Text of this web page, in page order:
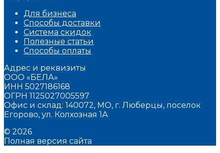
Для бизнеса
Способы доставки
Система скидок
Полезные статьи
Способы оплаты
Адрес и реквизиты
ООО «БЕЛА»
ИНН 5027186168
ОГРН 1125027005597
Офис и склад: 140072, МО, г. Люберцы, поселок
Егорово, ул. Колхозная 1А
© 2026
Полная версия сайта